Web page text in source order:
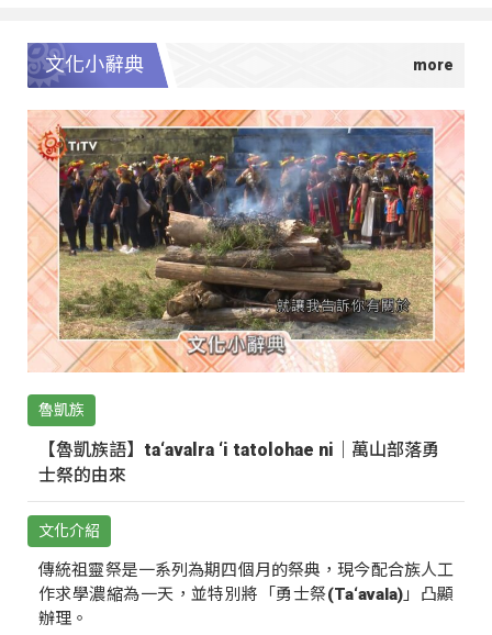
文化小辭典
魯凱族
【魯凱族語】ta‘avalra ‘i tatolohae ni｜萬山部落勇
士祭的由來
文化介紹
傳統祖靈祭是一系列為期四個月的祭典，現今配合族人工
作求學濃縮為一天，並特別將「勇士祭(Ta‘avala)」凸顯
辦理。